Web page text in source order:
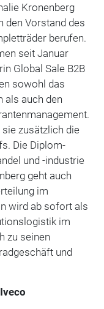
Kronenberg
den Vorstand des
berufen.
seit Januar
Global Sale B2B
sowohl das
als auch den
zusätzlich die
Die Diplom-
und -industrie
geht auch
im
wird ab sofort als
im
zu seinen
und